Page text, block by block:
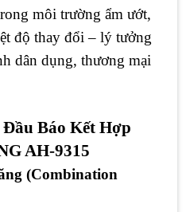
môi trường ẩm ướt,
độ thay đổi – lý tưởng
dân dụng, thương mại
Báo Kết Hợp
AH-9315
(Combination